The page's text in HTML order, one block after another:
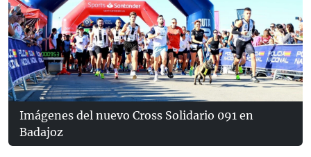
Imágenes del nuevo Cross Solidario 091 en
Badajoz